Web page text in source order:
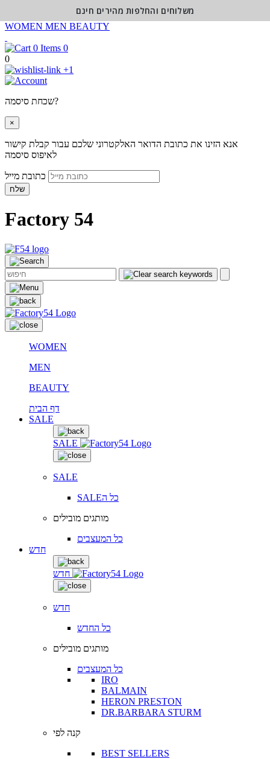
WOMEN MEN BEAUTY
0
0
+1
שכחת סיסמה?
×
אנא הזינו את כתובת הדואר האלקטרוני שלכם עבור קבלת קישור
לאיפוס סיסמה
שלח
Factory 54
WOMEN
MEN
BEAUTY
דף הבית
SALE
SALE
SALE
SALEכל ה
מותגים מובילים
כל המעצבים
חדש
חדש
חדש
כל החדש
מותגים מובילים
כל המעצבים
IRO
BALMAIN
HERON PRESTON
DR.BARBARA STURM
קנה לפי
BEST SELLERS
משלוחים והחלפות מהירים חינם